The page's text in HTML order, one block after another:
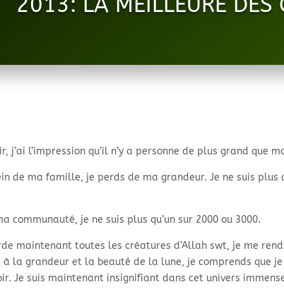
l’impression qu’il n’y a personne de plus grand que
de ma famille, je perds de ma grandeur. Je ne suis plus
communauté, je ne suis plus qu’un sur 2000 ou 3000.
maintenant toutes les créatures d’Allah swt, je me
la grandeur et la beauté de la lune, je comprends que
Je suis maintenant insignifiant dans cet univers